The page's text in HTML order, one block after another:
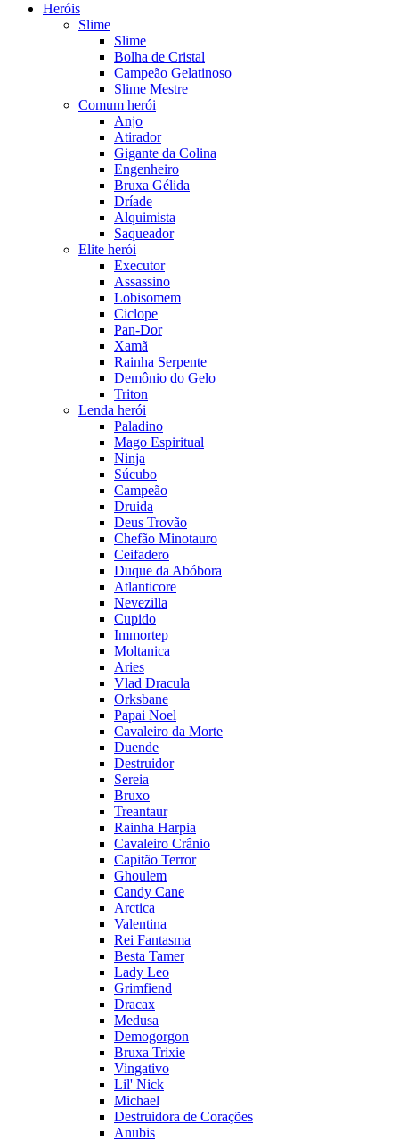
Heróis
Slime
Slime
Bolha de Cristal
Campeão Gelatinoso
Slime Mestre
Comum herói
Anjo
Atirador
Gigante da Colina
Engenheiro
Bruxa Gélida
Dríade
Alquimista
Saqueador
Elite herói
Executor
Assassino
Lobisomem
Ciclope
Pan-Dor
Xamã
Rainha Serpente
Demônio do Gelo
Triton
Lenda herói
Paladino
Mago Espiritual
Ninja
Súcubo
Campeão
Druida
Deus Trovão
Chefão Minotauro
Ceifadero
Duque da Abóbora
Atlanticore
Nevezilla
Cupido
Immortep
Moltanica
Aries
Vlad Dracula
Orksbane
Papai Noel
Cavaleiro da Morte
Duende
Destruidor
Sereia
Bruxo
Treantaur
Rainha Harpia
Cavaleiro Crânio
Capitão Terror
Ghoulem
Candy Cane
Arctica
Valentina
Rei Fantasma
Besta Tamer
Lady Leo
Grimfiend
Dracax
Medusa
Demogorgon
Bruxa Trixie
Vingativo
Lil' Nick
Michael
Destruidora de Corações
Anubis